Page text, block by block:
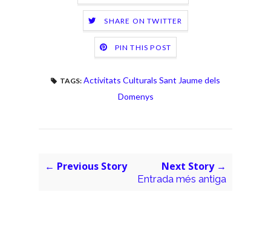
SHARE ON TWITTER
PIN THIS POST
TAGS: Activitats Culturals Sant Jaume dels
Domenys
← Previous Story Next Story →
Entrada més antiga